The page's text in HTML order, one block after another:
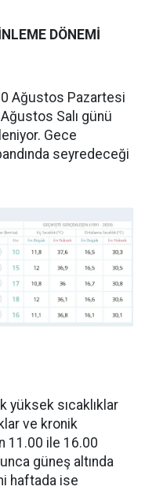
DÖNEMİ
Ağustos Pazartesi
Salı günü
Gece
seyredeceği
yüksek sıcaklıklar
ve kronik
11.00 ile 16.00
güneş altında
haftada ise